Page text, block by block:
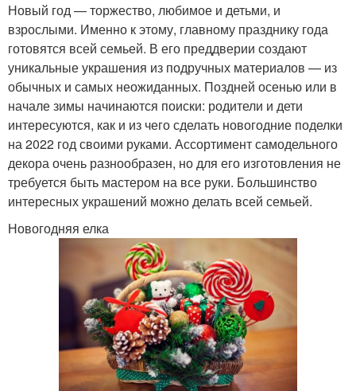
Новый год — торжество, любимое и детьми, и
взрослыми. Именно к этому, главному празднику года
готовятся всей семьей. В его преддверии создают
уникальные украшения из подручных материалов — из
обычных и самых неожиданных. Поздней осенью или в
начале зимы начинаются поиски: родители и дети
интересуются, как и из чего сделать новогодние поделки
на 2022 год своими руками. Ассортимент самодельного
декора очень разнообразен, но для его изготовления не
требуется быть мастером на все руки. Большинство
интересных украшений можно делать всей семьей.
Новогодняя елка